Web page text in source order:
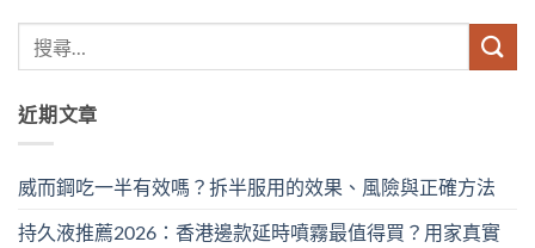
近期文章
威而鋼吃一半有效嗎？拆半服用的效果、風險與正確方法
持久液推薦2026：香港邊款延時噴霧最值得買？用家真實